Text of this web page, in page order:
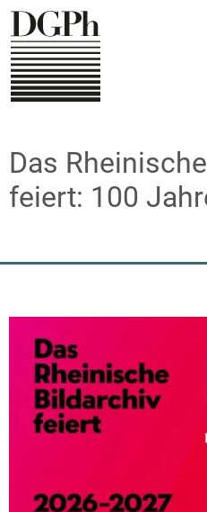
Direkt
zum
Inhalt
Das
feiert: 100